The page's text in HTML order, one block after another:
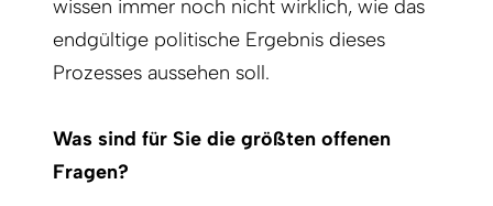
wissen immer noch nicht wirklich, wie das
endgültige politische Ergebnis dieses
Prozesses aussehen soll.
Was sind für Sie die größten offenen
Fragen?